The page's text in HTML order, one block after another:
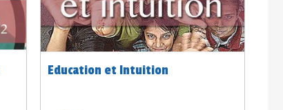
Education et Intuition